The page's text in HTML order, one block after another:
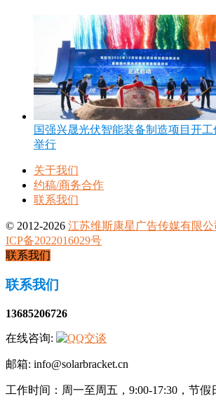
国强兴晟光伏智能装备制造项目开
举行
关于我们
约稿/商务合作
联系我们
© 2012-2026 江苏维斯康星广告传媒有限公
ICP备2022016029号
联系我们
联系我们
13685206726
在线咨询:
邮箱: info@solarbracket.cn
工作时间：周一至周五，9:00-17:30，节假